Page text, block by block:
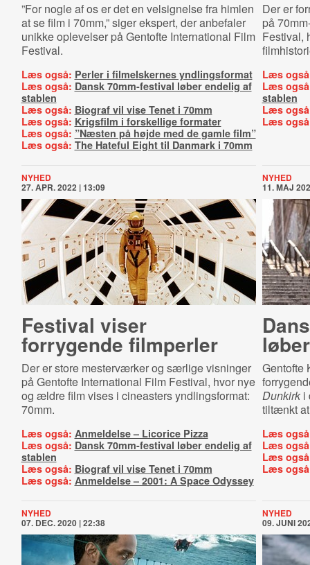
”For nogle af os er det en velsignelse fra himlen
at se film i 70mm,” siger ekspert, der anbefaler
unikke oplevelser på Gentofte International Film
Festival.
Læs også: Perler i filmelskernes yndlingsformat
Læs også: Dansk 70mm-festival løber endelig af
stablen
Læs også: Biograf vil vise Tenet i 70mm
Læs også: Krigsfilm i forskellige formater
Læs også: ”Næsten på højde med de gamle film”
Læs også: The Hateful Eight til Danmark i 70mm
Der er
på
Festival,
Læs
Læs
stablen
Læs
Læs
NYHED
27. APR. 2022 | 13:09
Festival viser
forrygende filmperler
Der er store mesterværker og særlige visninger
på Gentofte International Film Festival, hvor nye
og ældre film vises i cineasters yndlingsformat:
70mm.
Læs også: Anmeldelse – Licorice Pizza
Læs også: Dansk 70mm-festival løber endelig af
stablen
Læs også: Biograf vil vise Tenet i 70mm
Læs også: Anmeldelse – 2001: A Space Odyssey
NYHED
11. MAJ
Gentofte
Dunkirki
tiltænkt
Læs
Læs
Læs
Læs
NYHED
07. DEC. 2020 | 22:38
NYHED
09. JUNI